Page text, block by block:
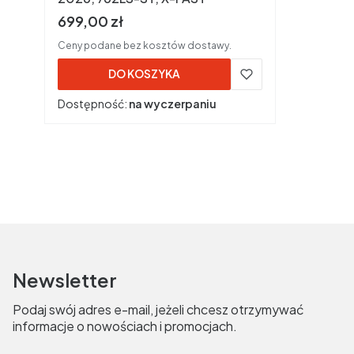
Cena brutto
699,00 zł
Ceny podane bez kosztów dostawy.
DO KOSZYKA
Dostępność: na wyczerpaniu
Newsletter
Podaj swój adres e-mail, jeżeli chcesz otrzymywać
informacje o nowościach i promocjach.